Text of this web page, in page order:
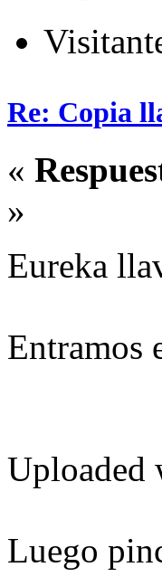
Re: Copia
«
»
Eureka
Entramos
Uploaded
Luego